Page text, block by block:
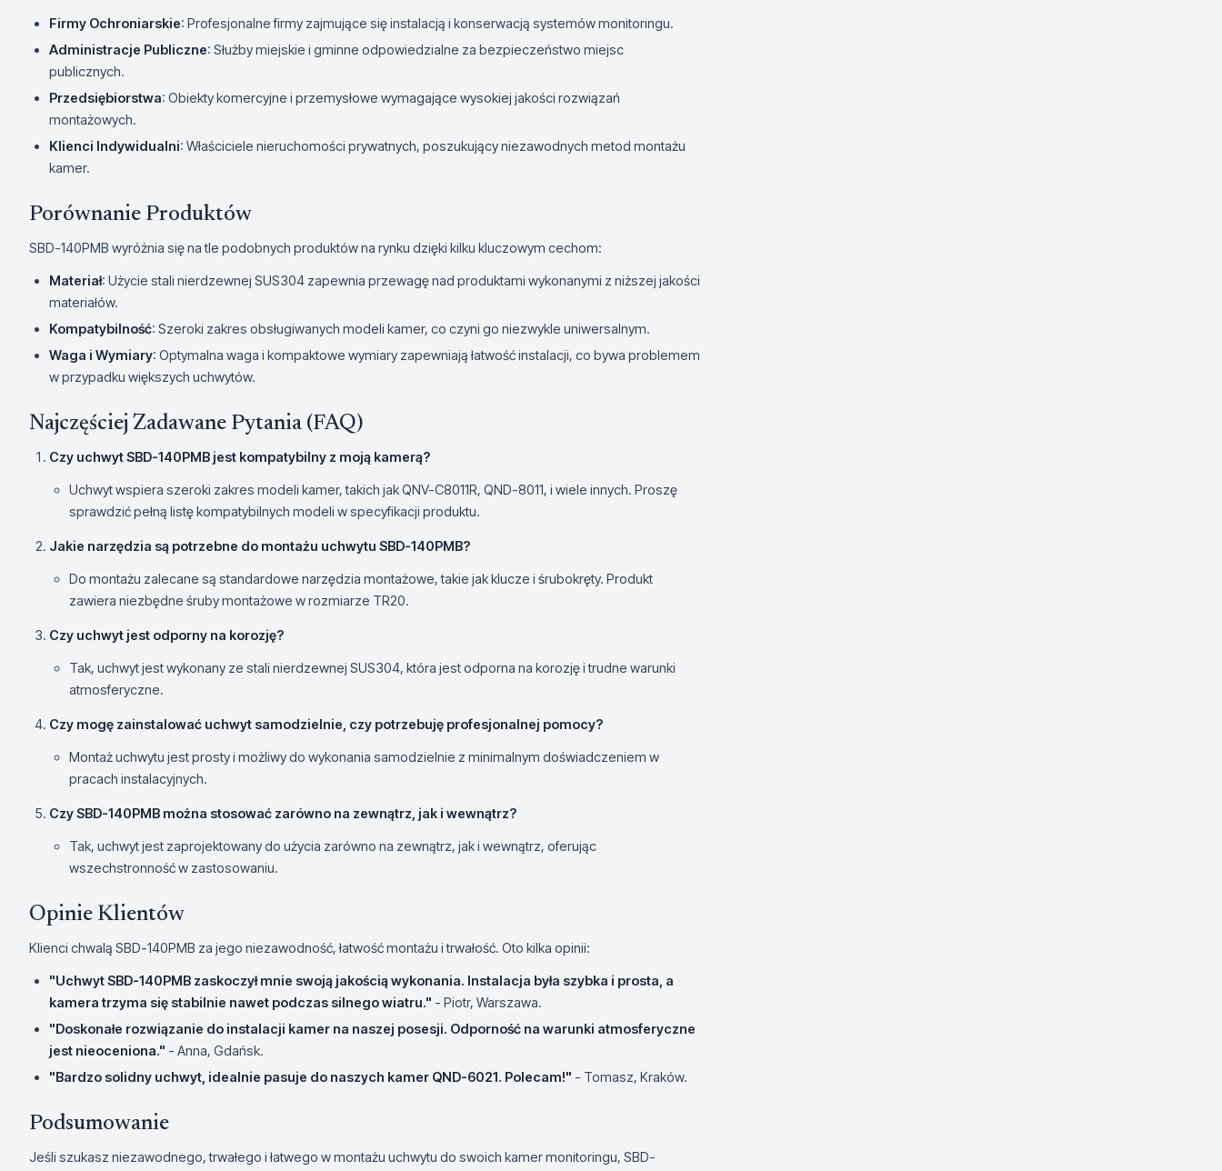
Firmy Ochroniarskie: Profesjonalne firmy zajmujące się instalacją i konserwacją systemów monitoringu.
Administracje Publiczne: Służby miejskie i gminne odpowiedzialne za bezpieczeństwo miejsc
publicznych.
Przedsiębiorstwa: Obiekty komercyjne i przemysłowe wymagające wysokiej jakości rozwiązań
montażowych.
Klienci Indywidualni: Właściciele nieruchomości prywatnych, poszukujący niezawodnych metod montażu
kamer.
Porównanie Produktów
SBD-140PMB wyróżnia się na tle podobnych produktów na rynku dzięki kilku kluczowym cechom:
Materiał: Użycie stali nierdzewnej SUS304 zapewnia przewagę nad produktami wykonanymi z niższej jakości
materiałów.
Kompatybilność: Szeroki zakres obsługiwanych modeli kamer, co czyni go niezwykle uniwersalnym.
Waga i Wymiary: Optymalna waga i kompaktowe wymiary zapewniają łatwość instalacji, co bywa problemem
w przypadku większych uchwytów.
Najczęściej Zadawane Pytania (FAQ)
Czy uchwyt SBD-140PMB jest kompatybilny z moją kamerą?
Uchwyt wspiera szeroki zakres modeli kamer, takich jak QNV-C8011R, QND-8011, i wiele innych. Proszę
sprawdzić pełną listę kompatybilnych modeli w specyfikacji produktu.
Jakie narzędzia są potrzebne do montażu uchwytu SBD-140PMB?
Do montażu zalecane są standardowe narzędzia montażowe, takie jak klucze i śrubokręty. Produkt
zawiera niezbędne śruby montażowe w rozmiarze TR20.
Czy uchwyt jest odporny na korozję?
Tak, uchwyt jest wykonany ze stali nierdzewnej SUS304, która jest odporna na korozję i trudne warunki
atmosferyczne.
Czy mogę zainstalować uchwyt samodzielnie, czy potrzebuję profesjonalnej pomocy?
Montaż uchwytu jest prosty i możliwy do wykonania samodzielnie z minimalnym doświadczeniem w
pracach instalacyjnych.
Czy SBD-140PMB można stosować zarówno na zewnątrz, jak i wewnątrz?
Tak, uchwyt jest zaprojektowany do użycia zarówno na zewnątrz, jak i wewnątrz, oferując
wszechstronność w zastosowaniu.
Opinie Klientów
Klienci chwalą SBD-140PMB za jego niezawodność, łatwość montażu i trwałość. Oto kilka opinii:
"Uchwyt SBD-140PMB zaskoczył mnie swoją jakością wykonania. Instalacja była szybka i prosta, a
kamera trzyma się stabilnie nawet podczas silnego wiatru." - Piotr, Warszawa.
"Doskonałe rozwiązanie do instalacji kamer na naszej posesji. Odporność na warunki atmosferyczne
jest nieoceniona." - Anna, Gdańsk.
"Bardzo solidny uchwyt, idealnie pasuje do naszych kamer QND-6021. Polecam!" - Tomasz, Kraków.
Podsumowanie
Jeśli szukasz niezawodnego, trwałego i łatwego w montażu uchwytu do swoich kamer monitoringu, SBD-